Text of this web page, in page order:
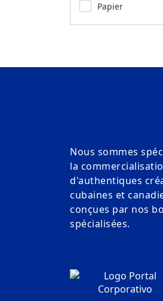
Papier
Nous sommes
la
d'authentiques
cubaines et
conçues par nos
spécialisées.